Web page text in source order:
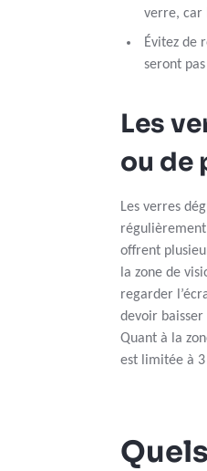
verre, car
Évitez de
seront
Les
ou de
Les verres
offrent
la zone de
regarder
devoir
Quant à la
est limitée à